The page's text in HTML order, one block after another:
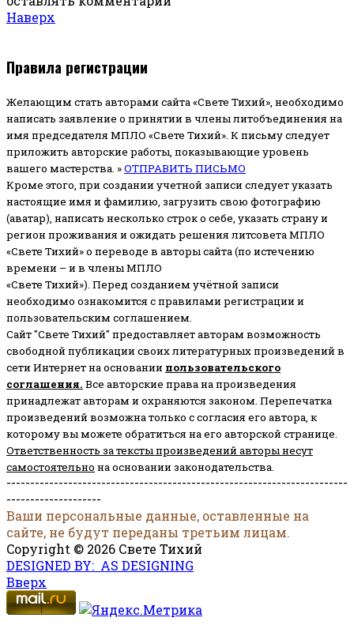
Наверх
Правила регистрации
Желающим стать авторами сайта «Свете Тихий», необходимо
написать заявление о принятии в члены литобъединения на
имя председателя МПЛО «Свете Тихий». К письму следует
приложить авторские работы, показывающие уровень
вашего мастерства. »ОТПРАВИТЬ ПИСЬМО
Кроме этого, при создании учетной записи следует указать
настоящие имя и фамилию, загрузить свою фотографию
(аватар), написать несколько строк о себе, указать страну и
регион проживания и ожидать решения литсовета МПЛО
«Свете Тихий» о переводе в авторы сайта (по истечению
времени – и в члены МПЛО
«Свете Тихий»). Перед созданием учётной записи
необходимо ознакомится с правилами регистрации и
пользовательским соглашением.
Сайт "Свете Тихий" предоставляет авторам возможность
свободной публикации своих литературных произведений в
сети Интернет на основании пользовательского
соглашения. Все авторские права на произведения
принадлежат авторам и охраняются законом. Перепечатка
произведений возможна только с согласия его автора, к
которому вы можете обратиться на его авторской странице.
Ответственность за тексты произведений авторы несут
самостоятельно на основании законодательства.
------------------------------------------------------------------------
--------------------
Ваши персональные данные, оставленные на
сайте, не будут переданы третьим лицам.
Copyright © 2026 Свете Тихий
DESIGNED BY: AS DESIGNING
Вверх